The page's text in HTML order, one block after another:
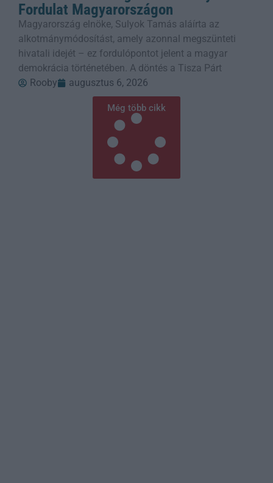
Fordulat Magyarországon
Magyarország elnöke, Sulyok Tamás aláírta az
alkotmánymódosítást, amely azonnal megszünteti
hivatali idejét – ez fordulópontot jelent a magyar
demokrácia történetében. A döntés a Tisza Párt
Rooby
augusztus 6, 2026
Még több cikk